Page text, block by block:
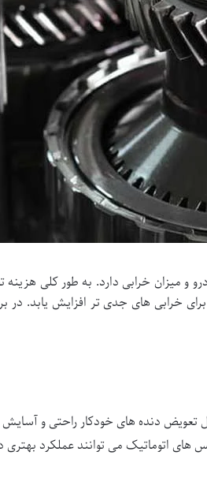
و میزان خرابی دارد. به طور کلی
خرابی های جدی تر افزایش یابد.
دنده های خودکار راحتی و آسایش
های اتوماتیک می توانند عملکرد